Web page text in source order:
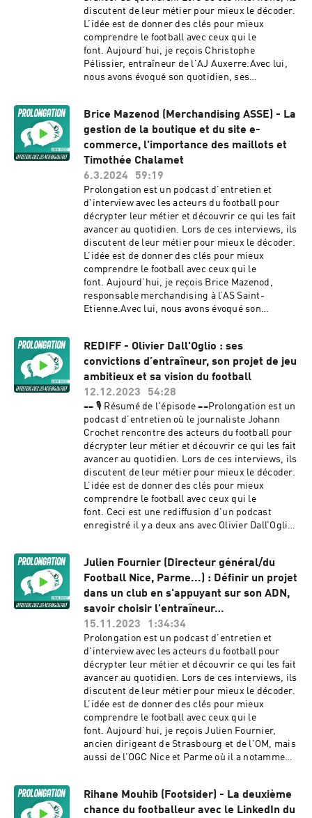
italien.https://calcioepepe.fr/ Hébergé par
Acast. Visitez acast.com/privacy pour plus
d'informations.
discutent de leur métier pour mieux le décoder.
L’idée est de donner des clés pour mieux
comprendre le football avec ceux qui le
font. Aujourd’hui, je reçois Christophe
Pélissier, entraîneur de l'AJ Auxerre.Avec lui,
nous avons évoqué son quotidien, ses
pour une montée de division ou encore
l’évolution de son projet de jeu à travers
l’évolution du footballNous sommes également
revenus sur la saison de l’AJA en L2, l’adhésion
du public, les performances de Paul Joly et
Écouter le podcast ==Le podcast est disponible
sur l'intégralité des plateformes : Apple
Podcast, Spotify, Deezer, Stitcher, Podcast
Addict, Podinstall...N'hésitez pas à mettre les 5
étoiles ⭐⭐⭐⭐⭐ sur Apple Podcasts pour faire
découvrir ce podcast à un maximum d'amateurs
de football.== 📱 Le podcast sur les réseaux
sociaux ==Retrouvez le podcast sur
Twitter.Podcast réalisé par Johann CrochetPour
Podcast Calcio e pepe ==Découvrez également le
podcast Calcio e pepe, dédié à l'actualité et à
italien.https://calcioepepe.fr/ Hébergé par
Acast. Visitez acast.com/privacy pour plus
d'informations.
Brice Mazenod (Merchandising ASSE) - La
gestion de la boutique et du site e-
commerce, l'importance des maillots et
Timothée Chalamet
6.3.2024
59:19
Prolongation est un podcast d’entretien et
d'interview avec les acteurs du football pour
décrypter leur métier et découvrir ce qui les fait
avancer au quotidien. Lors de ces interviews, ils
discutent de leur métier pour mieux le décoder.
L’idée est de donner des clés pour mieux
comprendre le football avec ceux qui le
font. Aujourd’hui, je reçois Brice Mazenod,
responsable merchandising à l’AS Saint-
Etienne.Avec lui, nous avons évoqué son
maillots, la tendance du vintage avec le glorieux
passé du club ainsi que la gamme lifestyle.Nous
sommes également revenus sur les attentes des
supporters, ses inspirations pour améliorer
l’expérience de ces mêmes supporters et enfin
l’emblématique supporter, lui aussi, des Verts,
Timothée Chalamet.== 🎧 Écouter le podcast
==Le podcast est disponible sur l'intégralité
des plateformes : Apple Podcast, Google
Podcast, Spotify, Deezer, Stitcher, Podcast
Addict, Podinstall...N'hésitez pas à mettre les 5
étoiles ⭐⭐⭐⭐⭐ sur Apple Podcasts pour faire
découvrir ce podcast à un maximum d'amateurs
de football.== 📱 Le podcast sur les réseaux
toute question :
prolongationpodcast@gmail.com== ⚽ 🇮🇹
Podcast Calcio e pepe ==Découvrez également le
podcast Calcio e pepe, dédié à l'actualité et à
l'analyse du football
italien.https://calcioepepe.fr/ Hébergé par
Acast. Visitez acast.com/privacy pour plus
d'informations.
REDIFF - Olivier Dall'Oglio : ses
convictions d’entraîneur, son projet de jeu
ambitieux et sa vision du football
12.12.2023
54:28
== 🎙️ Résumé de l'épisode ==Prolongation est un
podcast d’entretien où le journaliste Johann
Crochet rencontre des acteurs du football pour
décrypter leur métier et découvrir ce qui les fait
avancer au quotidien. Lors de ces interviews, ils
discutent de leur métier pour mieux le décoder.
L’idée est de donner des clés pour mieux
comprendre le football avec ceux qui le
font. Ceci est une rediffusion d'un podcast
enregistré il y a deux ans avec Olivier Dall’Oglio,
avec ses joueurs et l’importance du mental au
haut niveau.Nous avons également très
largement abordé ses convictions d’entraîneur,
ses idées tactiques, son projet de jeu ambitieux
et sa vision du football. Et nous avons tenté un
🎧 Écouter le podcast ==Le podcast est
disponible sur l'intégralité des plateformes
audios : Apple Podcast, Spotify, Deezer, Podcast
Addict, ...N'hésitez pas à mettre les 5 étoiles
⭐⭐⭐⭐⭐ sur Apple Podcasts pour faire
découvrir ce podcast à un maximum d'amateurs
de football.== ⚽ 🇮🇹 Podcast Calcio e pepe ==>
Découvrez également le podcast Calcio e pepe,
dédié à l'actualité et à l'analyse du football
européen.https://www.calcioepepe.shop== 📱
Le podcast sur les réseaux sociaux ==Retrouvez
Julien Fournier (Directeur général/du
Football Nice, Parme...) : Définir un projet
dans un club en s'appuyant sur son ADN,
savoir choisir l'entraîneur…
15.11.2023
1:34:34
Prolongation est un podcast d’entretien et
d'interview avec les acteurs du football pour
décrypter leur métier et découvrir ce qui les fait
avancer au quotidien. Lors de ces interviews, ils
discutent de leur métier pour mieux le décoder.
L’idée est de donner des clés pour mieux
comprendre le football avec ceux qui le
font. Aujourd’hui, je reçois Julien Fournier,
ancien dirigeant de Strasbourg et de l'OM, mais
aussi de l’OGC Nice et Parme où il a notamment
évoqué la définition du mot "projet" appliqué au
football, le besoin de comprendre
Rihane Mouhib (Footsider) - La deuxième
chance du footballeur avec le LinkedIn du